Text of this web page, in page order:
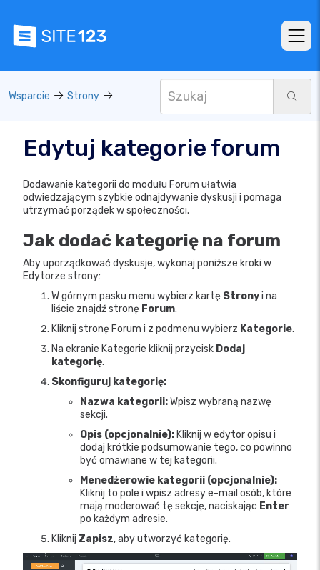
Wsparcie Strony
Edytuj kategorie forum
Dodawanie kategorii do modułu Forum ułatwia
odwiedzającym szybkie odnajdywanie dyskusji i pomaga
utrzymać porządek w społeczności.
Jak dodać kategorię na forum
Aby uporządkować dyskusje, wykonaj poniższe kroki w
Edytorze strony:
W górnym pasku menu wybierz kartę Stronyi na
liście znajdź stronę Forum.
Kliknij stronę Forum i z podmenu wybierz Kategorie.
Na ekranie Kategorie kliknij przycisk Dodaj
kategorię.
Skonfiguruj kategorię:
Nazwa kategorii:Wpisz wybraną nazwę
sekcji.
Opis (opcjonalnie): Kliknij w edytor opisu i
dodaj krótkie podsumowanie tego, co powinno
być omawiane w tej kategorii.
Menedżerowie kategorii (opcjonalnie):
Kliknij to pole i wpisz adresy e-mail osób, które
mają moderować tę sekcję, naciskając Enter
po każdym adresie.
Kliknij Zapisz, aby utworzyć kategorię.